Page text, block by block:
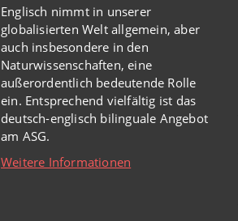
Englisch nimmt in unserer
globalisierten Weltallgemein, aber
auch insbesondere in den
Naturwissenschaften, eine
außerordentlich bedeutende Rolle
ein. Entsprechend vielfältig ist das
deutsch-englisch bilinguale Angebot
am ASG.
Weitere Informationen